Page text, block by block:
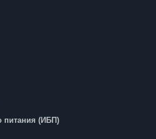
питания (ИБП)